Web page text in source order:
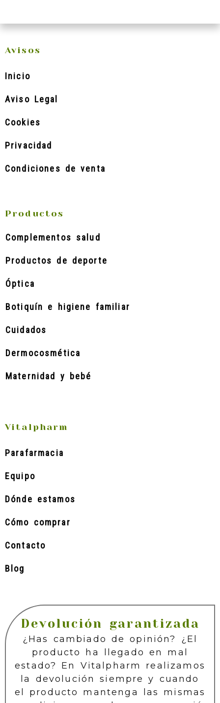
Avisos
Inicio
Aviso Legal
Cookies
Privacidad
Condiciones de venta
Productos
Complementos salud
Productos de deporte
Óptica
Botiquín e higiene familiar
Cuidados
Dermocosmética
Maternidad y bebé
Vitalpharm
Parafarmacia
Equipo
Dónde estamos
Cómo comprar
Contacto
Blog
Devolución garantizada
¿Has cambiado de opinión? ¿El
producto ha llegado en mal
estado? En Vitalpharm realizamos
la devolución siempre y cuando
el producto mantenga las mismas